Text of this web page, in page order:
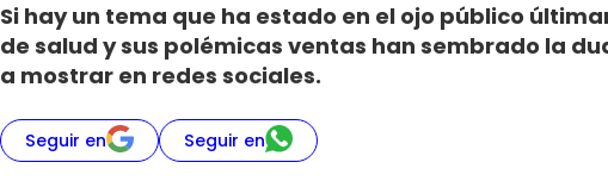
Si hay un tema que ha estado en el ojo público
de salud y sus polémicas ventas han sembrado la
a mostrar en redes sociales.
Seguir en Seguir en